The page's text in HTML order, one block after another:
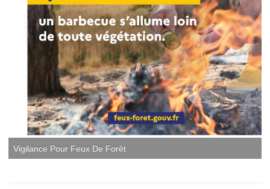
Vigilance Pour Feux De Forêt